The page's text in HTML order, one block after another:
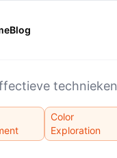
Blog
Color
Exploration